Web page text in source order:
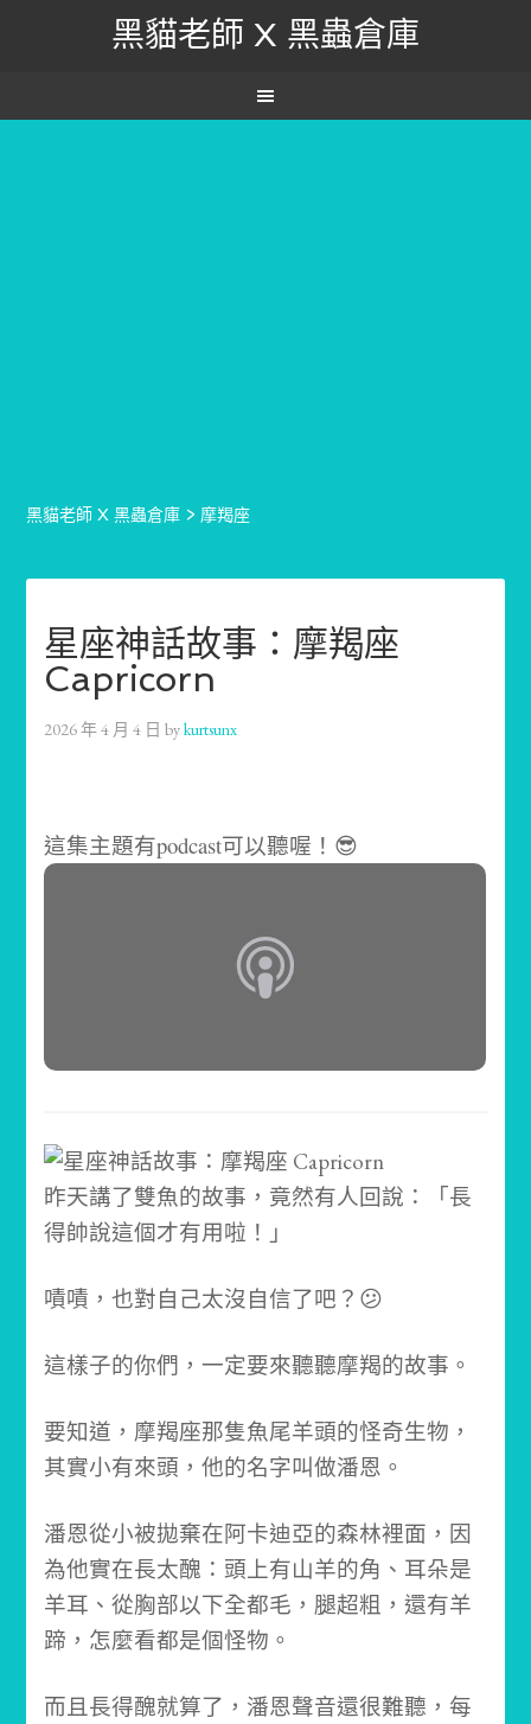
黑貓老師 X 黑蟲倉庫
黑貓老師 X 黑蟲倉庫 > 摩羯座
星座神話故事：摩羯座
Capricorn
2026 年 4 月 4 日 bykurtsunx
這集主題有podcast可以聽喔！😎
昨天講了雙魚的故事，竟然有人回說：「長
得帥說這個才有用啦！」
嘖嘖，也對自己太沒自信了吧？😕
這樣子的你們，一定要來聽聽摩羯的故事。
要知道，摩羯座那隻魚尾羊頭的怪奇生物，
其實小有來頭，他的名字叫做潘恩。
潘恩從小被拋棄在阿卡迪亞的森林裡面，因
為他實在長太醜：頭上有山羊的角、耳朵是
羊耳、從胸部以下全都毛，腿超粗，還有羊
蹄，怎麼看都是個怪物。
而且長得醜就算了，潘恩聲音還很難聽，每